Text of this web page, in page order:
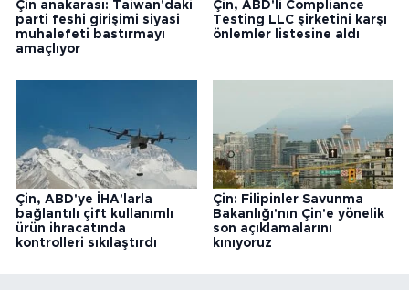
Çin anakarası: Taiwan'daki
parti feshi girişimi siyasi
muhalefeti bastırmayı
amaçlıyor
Çin, ABD'li Compliance
Testing LLC şirketini karşı
önlemler listesine aldı
Çin, ABD'ye İHA'larla
bağlantılı çift kullanımlı
ürün ihracatında
kontrolleri sıkılaştırdı
Çin: Filipinler Savunma
Bakanlığı'nın Çin'e yönelik
son açıklamalarını
kınıyoruz